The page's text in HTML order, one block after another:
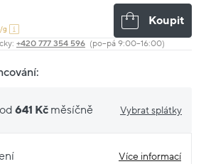
g
Koupit
+420 777 354 596 (po–pá 9:00–16:00)
641 Kč měsíčně Vybrat splátky
Více informací